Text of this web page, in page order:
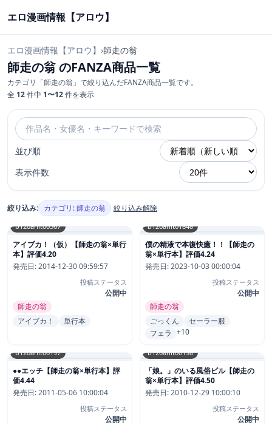
エロ漫画情報【アロウ】
エロ漫画情報【アロウ】 ›師走の翁
師走の翁 のFANZA商品一覧
カテゴリ「師走の翁」で絞り込んだFANZA商品一覧です。
全 12件中 1〜12件を表示
並び順
表示件数
絞り込み: カテゴリ: 師走の翁 絞り込み解除
b120ahit00567
アイブカ！（仮）【師走の翁×単行
本】評価4.20
発売日:2014-12-30 09:59:57
投稿ステータス
公開中
師走の翁
アイブカ！
単行本
b120ahit01848
僕の精液で本復快癒！！【師走の
翁×単行本】評価4.24
発売日:2023-10-03 00:00:04
投稿ステータス
公開中
師走の翁
ごっくん
セーラー服
フェラ +10
b120ahit00197
●●エッチ【師走の翁×単行本】評
価4.44
発売日:2011-05-06 10:00:04
投稿ステータス
公開中
b120ahit00198
「娘。」のいる風俗ビル【師走の
翁×単行本】評価4.50
発売日:2010-12-29 10:00:10
投稿ステータス
公開中